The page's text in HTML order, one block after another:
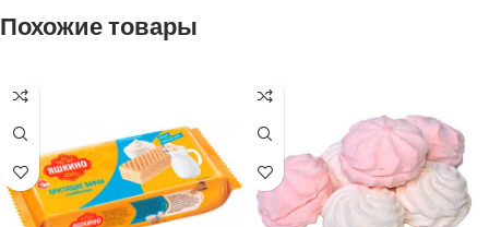
Похожие товары